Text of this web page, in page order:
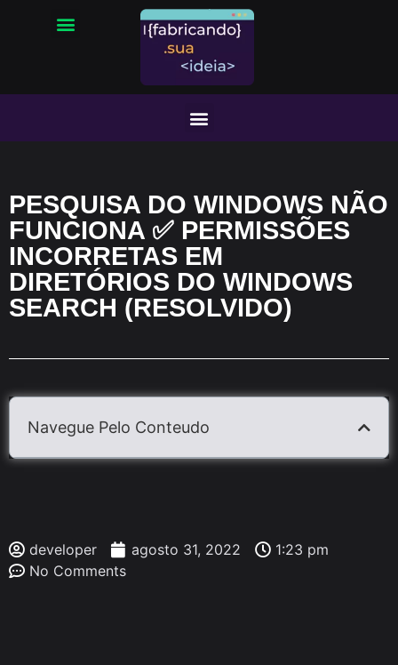
PESQUISA DO WINDOWS NÃO
FUNCIONA ✅ PERMISSÕES
INCORRETAS EM
DIRETÓRIOS DO WINDOWS
SEARCH (RESOLVIDO)
Navegue Pelo Conteudo
developer agosto 31, 2022
1:23 pm
No Comments